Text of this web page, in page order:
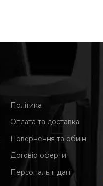
Політика
Оплата та доставка
Повернення та обмін
Договір оферти
Персональні дані